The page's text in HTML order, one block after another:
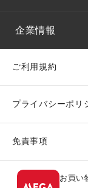
企業情報
ご利用規約
プライバシーポリ
免責事項
お買い